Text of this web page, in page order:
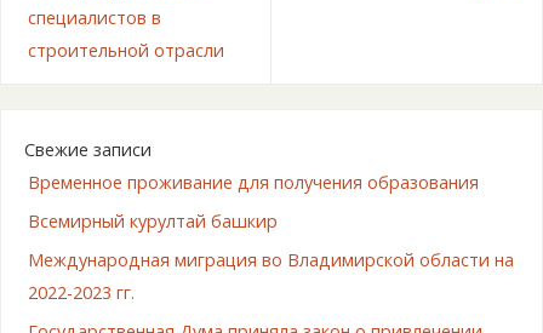
специалистов в
строительной отрасли
Свежие записи
Временное проживание для получения образования
Всемирный курултай башкир
Международная миграция во Владимирской области на
2022-2023 гг.